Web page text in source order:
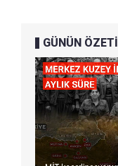
GÜNÜN ÖZETİ